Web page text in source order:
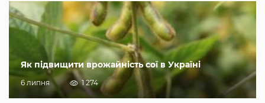
Як підвищити врожайність сої в Україні
6 липня 1 274